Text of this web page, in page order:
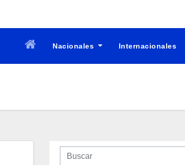
Nacionales Internacionales